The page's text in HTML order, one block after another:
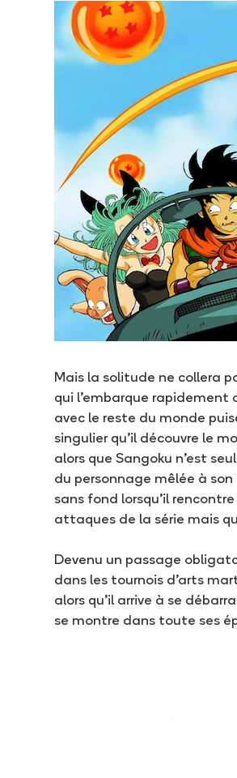
Mais la solitude ne collera
qui l’embarque rapidement
avec le reste du monde
singulier qu’il découvre le
alors que Sangoku n’est
du personnage mêlée à
sans fond lorsqu’il rencontre
attaques de la série mais
Devenu un passage
dans les tournois d’arts
alors qu’il arrive à se
se montre dans toute ses